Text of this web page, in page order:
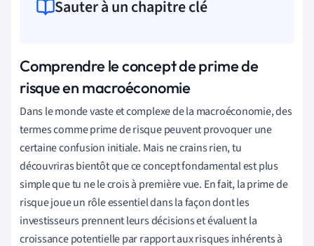
Sauter à un chapitre clé
Comprendre le concept de prime de
risque en macroéconomie
Dans le monde vaste et complexe de la macroéconomie, des
termes comme prime de risque peuvent provoquer une
certaine confusion initiale. Mais ne crains rien, tu
découvriras bientôt que ce concept fondamental est plus
simple que tu ne le crois à première vue. En fait, la prime de
risque joue un rôle essentiel dans la façon dont les
investisseurs prennent leurs décisions et évaluent la
croissance potentielle par rapport aux risques inhérents à